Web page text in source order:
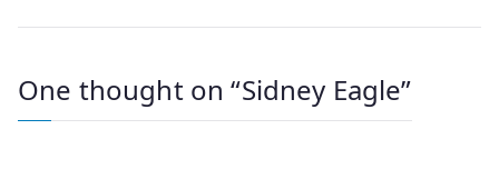
One thought on “Sidney Eagle”